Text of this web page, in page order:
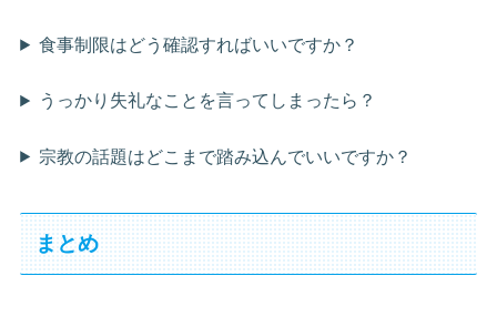
食事制限はどう確認すればいいですか？
うっかり失礼なことを言ってしまったら？
宗教の話題はどこまで踏み込んでいいですか？
まとめ